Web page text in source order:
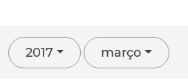
2017 março